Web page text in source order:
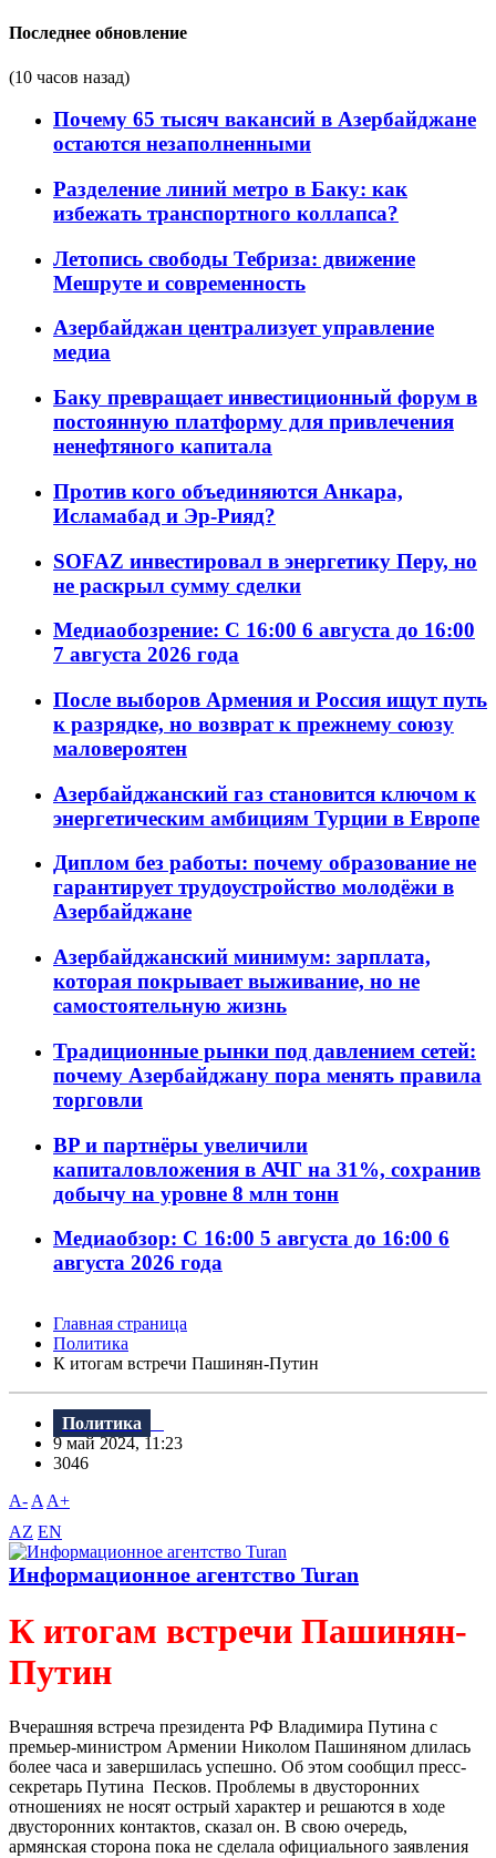
Последнее обновление
(10 часов назад)
Почему 65 тысяч вакансий в Азербайджане
остаются незаполненными
Разделение линий метро в Баку: как
избежать транспортного коллапса?
Летопись свободы Тебриза: движение
Мешруте и современность
Азербайджан централизует управление
медиа
Баку превращает инвестиционный форум в
постоянную платформу для привлечения
ненефтяного капитала
Против кого объединяются Анкара,
Исламабад и Эр-Рияд?
SOFAZ инвестировал в энергетику Перу, но
не раскрыл сумму сделки
Медиаобозрение: С 16:00 6 августа до 16:00
7 августа 2026 года
После выборов Армения и Россия ищут путь
к разрядке, но возврат к прежнему союзу
маловероятен
Азербайджанский газ становится ключом к
энергетическим амбициям Турции в Европе
Диплом без работы: почему образование не
гарантирует трудоустройство молодёжи в
Азербайджане
Азербайджанский минимум: зарплата,
которая покрывает выживание, но не
самостоятельную жизнь
Традиционные рынки под давлением сетей:
почему Азербайджану пора менять правила
торговли
BP и партнёры увеличили
капиталовложения в АЧГ на 31%, сохранив
добычу на уровне 8 млн тонн
Медиаобзор: С 16:00 5 августа до 16:00 6
августа 2026 года
Главная страница
Политика
К итогам встречи Пашинян-Путин
Политика
9 май 2024, 11:23
3046
A- A A+
AZ EN
Информационное агентство Turan
К итогам встречи Пашинян-
Путин
Вчерашняя встреча президента РФ Владимира Путина с
премьер-министром Армении Николом Пашиняном длилась
более часа и завершилась успешно. Об этом сообщил пресс-
секретарь Путина Песков. Проблемы в двусторонних
отношениях не носят острый характер и решаются в ходе
двусторонних контактов, сказал он. В свою очередь,
армянская сторона пока не сделала официального заявления